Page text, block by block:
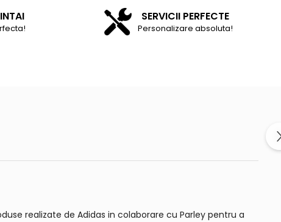
SERVICII PERFECTE
Personalizare absoluta!
realizate de Adidas in colaborare cu Parley pentru a